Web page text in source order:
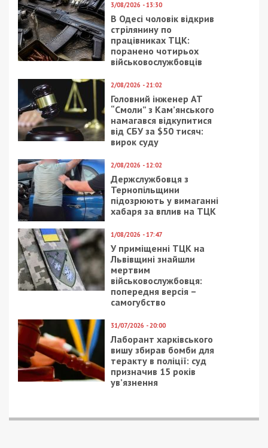
3/08/2026 - 13:30
В Одесі чоловік відкрив
стрілянину по
працівниках ТЦК:
поранено чотирьох
військовослужбовців
2/08/2026 - 21:02
Головний інженер АТ
“Смоли” з Кам’янського
намагався відкупитися
від СБУ за $50 тисяч:
вирок суду
2/08/2026 - 12:02
Держслужбовця з
Тернопільщини
підозрюють у вимаганні
хабаря за вплив на ТЦК
1/08/2026 - 17:47
У приміщенні ТЦК на
Львівщині знайшли
мертвим
військовослужбовця:
попередня версія –
самогубство
31/07/2026 - 20:00
Лаборант харківського
вишу збирав бомби для
теракту в поліції: суд
призначив 15 років
ув’язнення